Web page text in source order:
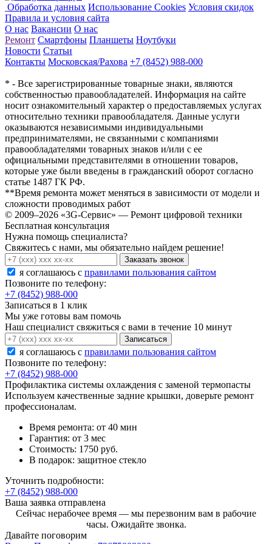
Обработка данных Использование Cookies Условия скидок
Правила и условия сайта
О нас Вакансии О нас
Ремонт Смартфоны Планшеты Ноутбуки
Новости Статьи
Контакты Московская/Рахова +7 (8452) 988-000
* - Все зарегистрированные товарные знаки, являются
собственностью правообладателей. Информация на сайте
носит ознакомительный характер о предоставляемых услугах
относительно техники правообладателя. Данные услуги
оказываются независимыми индивидуальными
предпринимателями, не связанными с компаниями
правообладателями товарных знаков и/или с ее
официальными представителями в отношении товаров,
которые уже были введены в гражданский оборот согласно
статье 1487 ГК РФ.
**Время ремонта может меняться в зависимости от модели и
сложности проводимых работ
© 2009–2026 «3G-Сервис» — Ремонт цифровой техники
Бесплатная консультация
Нужна помощь специалиста?
Свяжитесь с нами, мы обязательно найдем решение!
Заказать звонок
я соглашаюсь c правилами пользования сайтом
Позвоните по телефону:
+7 (8452) 988-000
Записаться в 1 клик
Мы уже готовы вам помочь
Наш специалист свяжиться с вами в течение 10 минут
Записаться
я соглашаюсь c правилами пользования сайтом
Позвоните по телефону:
+7 (8452) 988-000
Профилактика системы охлаждения с заменой термопасты
Используем качественные задние крышки, доверьте ремонт
профессионалам.
Время ремонта: от 40 мин
Гарантия: от 3 мес
Стоимость: 1750 руб.
В подарок: защитное стекло
Уточнить подробности:
+7 (8452) 988-000
Ваша заявка отправлена
Сейчас нерабочее время — мы перезвоним вам в рабочие
часы. Ожидайте звонка.
Давайте поговорим